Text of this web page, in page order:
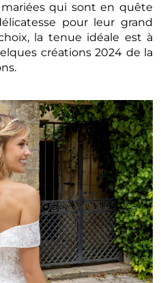
qui sont en quête
pour leur grand
la tenue idéale est à
créations 2024 de la